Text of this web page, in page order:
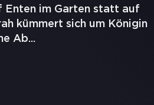
Enten im Garten statt auf
kümmert sich um Königin
Ab...